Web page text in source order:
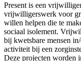
Present is een
vrijwilligerswerk voor
willen helpen die te
sociaal isolement.
bij kwetsbare mensen
activiteit bij een
Deze projecten worden